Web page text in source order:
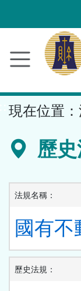
到
要
容
區
現在位置：
歷
法規名稱：
國有不
歷史法規：